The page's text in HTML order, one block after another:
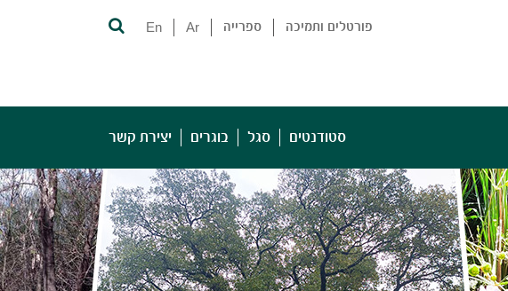
פורטלים ותמיכה ספרייה Ar
En
סטודנטים סגל בוגרים יצירת קשר